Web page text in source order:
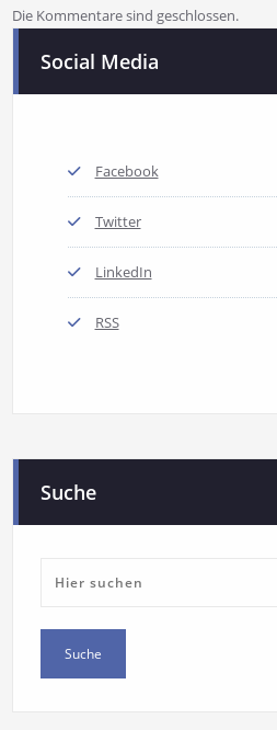
Die Kommentare sind geschlossen.
Social Media
Facebook
Twitter
LinkedIn
RSS
Suche